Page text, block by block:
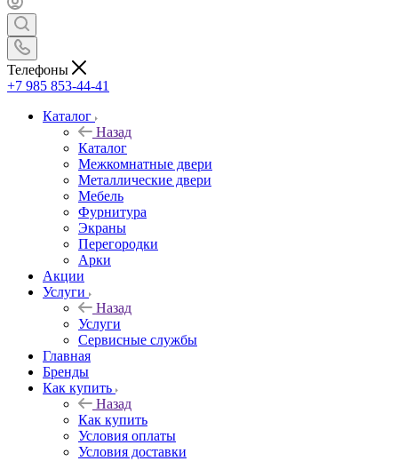
Телефоны
+7 985 853-44-41
Каталог
Назад
Каталог
Межкомнатные двери
Металлические двери
Мебель
Фурнитура
Экраны
Перегородки
Арки
Акции
Услуги
Назад
Услуги
Сервисные службы
Главная
Бренды
Как купить
Назад
Как купить
Условия оплаты
Условия доставки